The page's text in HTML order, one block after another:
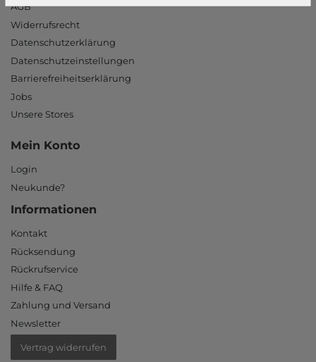
AGB
Widerrufsrecht
Datenschutzerklärung
Datenschutzeinstellungen
Barrierefreiheitserklärung
Jobs
Unsere Stores
Mein Konto
Login
Neukunde?
Informationen
Kontakt
Rücksendung
Rückrufservice
Hilfe & FAQ
Zahlung und Versand
Newsletter
Vertrag widerrufen